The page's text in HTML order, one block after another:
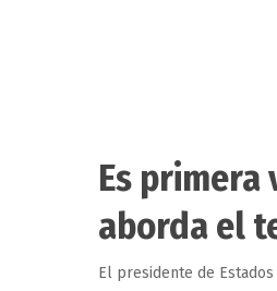
Es
aborda el
El presidente de